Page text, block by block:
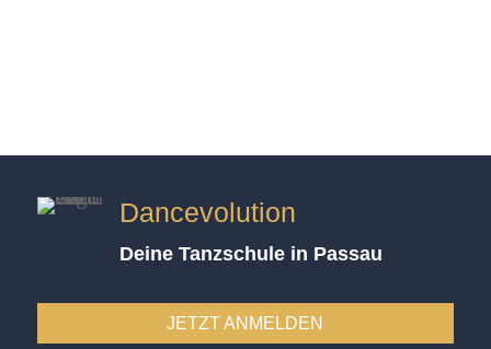
Dancevolution
Deine Tanzschule in Passau
JETZT ANMELDEN